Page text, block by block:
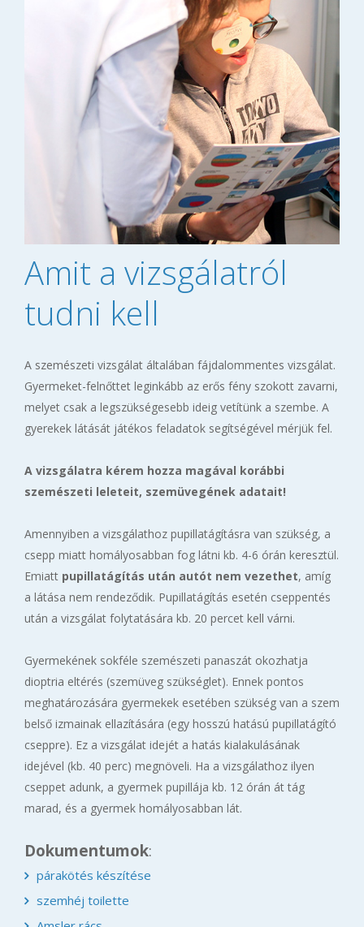
Amit a vizsgálatról
tudni kell
A szemészeti vizsgálat általában fájdalommentes vizsgálat.
Gyermeket-felnőttet leginkább az erős fény szokott zavarni,
melyet csak a legszükségesebb ideig vetítünk a szembe. A
gyerekek látását játékos feladatok segítségével mérjük fel.
A vizsgálatra kérem hozza magával korábbi
szemészeti leleteit, szemüvegének adatait!
Amennyiben a vizsgálathoz pupillatágításra van szükség, a
csepp miatt homályosabban fog látni kb. 4-6 órán keresztül.
Emiatt pupillatágítás után autót nem vezethet, amíg
a látása nem rendeződik. Pupillatágítás esetén cseppentés
után a vizsgálat folytatására kb. 20 percet kell várni.
Gyermekének sokféle szemészeti panaszát okozhatja
dioptria eltérés (szemüveg szükséglet). Ennek pontos
meghatározására gyermekek esetében szükség van a szem
belső izmainak ellazítására (egy hosszú hatású pupillatágító
cseppre). Ez a vizsgálat idejét a hatás kialakulásának
idejével (kb. 40 perc) megnöveli. Ha a vizsgálathoz ilyen
cseppet adunk, a gyermek pupillája kb. 12 órán át tág
marad, és a gyermek homályosabban lát.
Dokumentumok:
párakötés készítése
szemhéj toilette